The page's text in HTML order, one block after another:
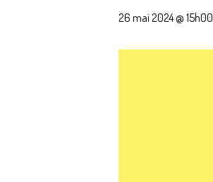
26 mai 2024 @ 15h00